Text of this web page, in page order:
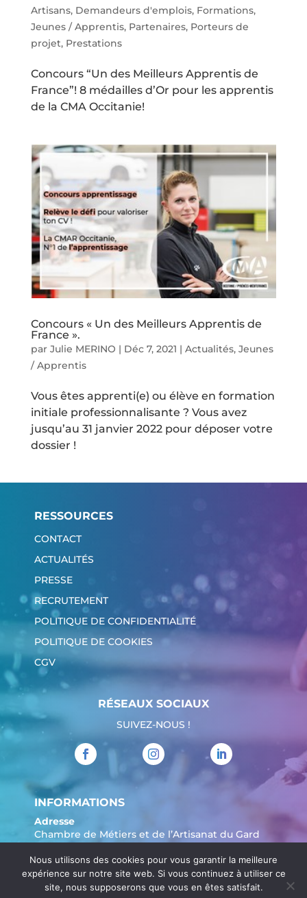
Artisans, Demandeurs d'emplois, Formations,
Jeunes / Apprentis, Partenaires, Porteurs de
projet, Prestations
Concours “Un des Meilleurs Apprentis de
France”! 8 médailles d’Or pour les apprentis
de la CMA Occitanie!
Concours « Un des Meilleurs Apprentis de
France ».
par Julie MERINO | Déc 7, 2021 | Actualités, Jeunes
/ Apprentis
Vous êtes apprenti(e) ou élève en formation
initiale professionnalisante ? Vous avez
jusqu’au 31 janvier 2022 pour déposer votre
dossier !
RESSOURCES
CONTACT
ACTUALITÉS
PRESSE
RECRUTEMENT
POLITIQUE DE CONFIDENTIALITÉ
POLITIQUE DE COOKIES
CGV
RÉSEAUX SOCIAUX
SUIVEZ-NOUS !
INFORMATIONS
Adresse
Chambre de Métiers et de l’Artisanat du Gard
904 Avenue Marechal Juin
30908 Nîmes
Tél. :04 66 62 80 00
Nous utilisons des cookies pour vous garantir la meilleure
expérience sur notre site web. Si vous continuez à utiliser ce
site, nous supposerons que vous en êtes satisfait.